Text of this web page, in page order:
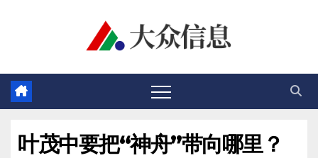
容
叶茂中要把“神舟”带向哪里？